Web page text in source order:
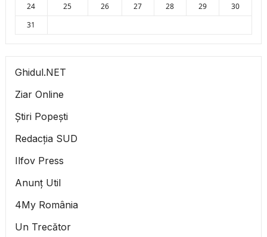
24
25 26 27 28 29
30
31
Ghidul.NET
Ziar Online
Știri Popești
Redacția SUD
Ilfov Press
Anunț Util
4My România
Un Trecător